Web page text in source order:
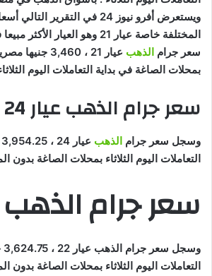
ويستعرض أفرو نيوز 24 في التقرير
المختلفة خاصة عيار 21 وهو
سعر جرام الذهب
عيار 21 ، 3,460
بمحلات الصاغة في بداية التعاملات اليوم
سعر جرام الذهب عيار 24
وسجل سعر جرام الذهب
التعاملات اليوم الثلاثاء بمحلات الصاغة بدون
سعر جرام الذهب
التعاملات اليوم الثلاثاء بمحلات الصاغة بدون